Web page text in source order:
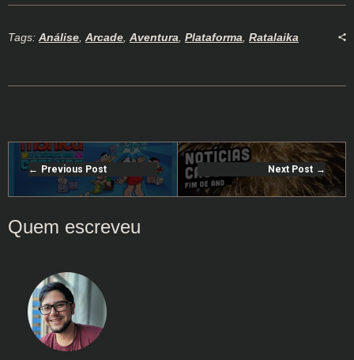
Tags: Análise Arcade Aventura Plataforma Ratalaika
Previous Post Next Post